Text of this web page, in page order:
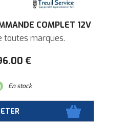
COMPLET 12V
toutes marques.
.00 €
En stock